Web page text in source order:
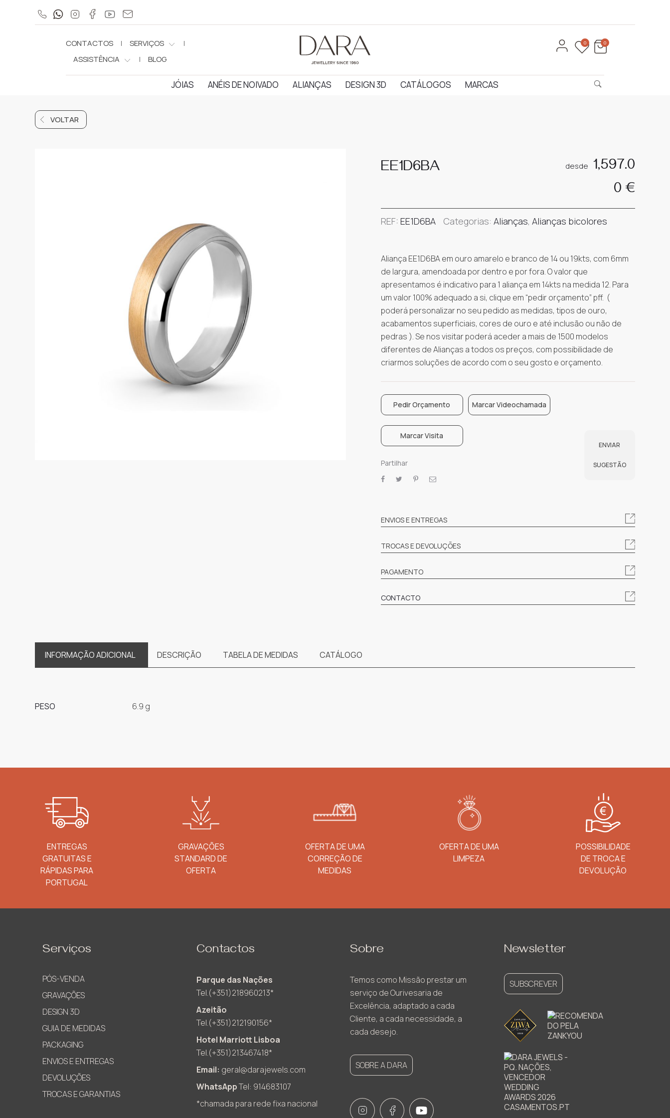
CONTACTOS
SERVIÇOS
ASSISTÊNCIA
BLOG
0
0
JÓIAS ANÉIS DE NOIVADO ALIANÇAS DESIGN 3D CATÁLOGOS MARCAS
VOLTAR
navigation
EE1D6BA desde 1,597.0
0 €
REF: EE1D6BA Categorias: Alianças, Alianças bicolores
Aliança EE1D6BA em ouro amarelo e branco de 14 ou 19kts, com 6mm
de largura, amendoada por dentro e por fora. O valor que
apresentamos é indicativo para 1 aliança em 14kts na medida 12. Para
um valor 100% adequado a si, clique em “pedir orçamento” pff. (
poderá personalizar no seu pedido as medidas, tipos de ouro,
acabamentos superficiais, cores de ouro e até inclusão ou não de
pedras ). Se nos visitar poderá aceder a mais de 1500 modelos
diferentes de Alianças a todos os preços, com possibilidade de
criarmos soluções de acordo com o seu gosto e orçamento.
Pedir Orçamento Marcar Videochamada
Marcar Visita
ENVIAR
SUGESTÃO
Partilhar
SHARE
ENVIOS E ENTREGAS
TROCAS E DEVOLUÇÕES
PAGAMENTO
CONTACTO
INFORMAÇÃO ADICIONAL DESCRIÇÃO TABELA DE MEDIDAS CATÁLOGO
PESO 6.9 g
ENTREGAS
GRATUITAS E
RÁPIDAS PARA
PORTUGAL
GRAVAÇÕES
STANDARD DE
OFERTA
OFERTA DE UMA
CORREÇÃO DE
MEDIDAS
OFERTA DE UMA
LIMPEZA
POSSIBILIDADE
DE TROCA E
DEVOLUÇÃO
Serviços
PÓS-VENDA
GRAVAÇÕES
DESIGN 3D
GUIA DE MEDIDAS
PACKAGING
ENVIOS E ENTREGAS
DEVOLUÇÕES
TROCAS E GARANTIAS
Contactos
Parque das Nações
Tel.(+351)218960213*
Azeitão
Tel.(+351)212190156*
Hotel Marriott Lisboa
Tel.(+351)213467418*
Email: geral@darajewels.com
WhatsAppTel: 914683107
*chamada para rede fixa nacional
Sobre
Temos como Missão prestar um
serviço de Ourivesaria de
Excelência, adaptado a cada
Cliente, a cada necessidade, a
cada desejo.
SOBRE A DARA
Newsletter
SUBSCREVER